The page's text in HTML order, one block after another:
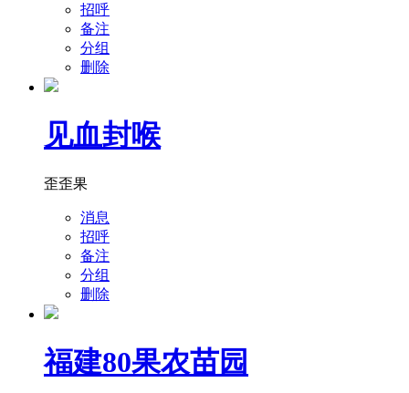
招呼
备注
分组
删除
见血封喉
歪歪果
消息
招呼
备注
分组
删除
福建80果农苗园